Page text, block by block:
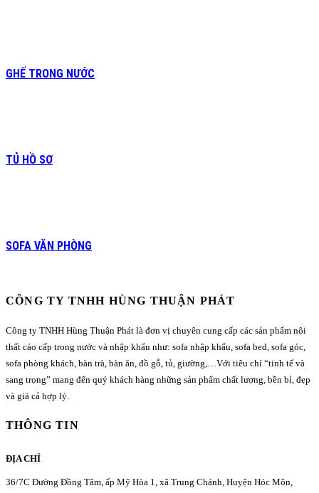
GHẾ TRONG NƯỚC
TỦ HỒ SƠ
SOFA VĂN PHÒNG
CÔNG TY TNHH HÙNG THUẬN PHÁT
Công ty TNHH Hùng Thuận Phát là đơn vị chuyên cung cấp các sản phẩm nội
thất cáo cấp trong nước và nhập khẩu như: sofa nhập khẩu, sofa bed, sofa góc,
sofa phòng khách, bàn trà, bàn ăn, đồ gỗ, tủ, giường,…Với tiêu chí “tinh tế và
sang trọng” mang đến quý khách hàng những sản phẩm chất lượng, bền bỉ, đẹp
và giá cả hợp lý.
THÔNG TIN
ĐỊA CHỈ
36/7C Đường Đồng Tâm, ấp Mỹ Hòa 1, xã Trung Chánh, Huyện Hóc Môn,